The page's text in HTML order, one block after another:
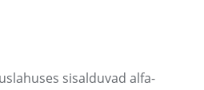
sisalduvad alfa-